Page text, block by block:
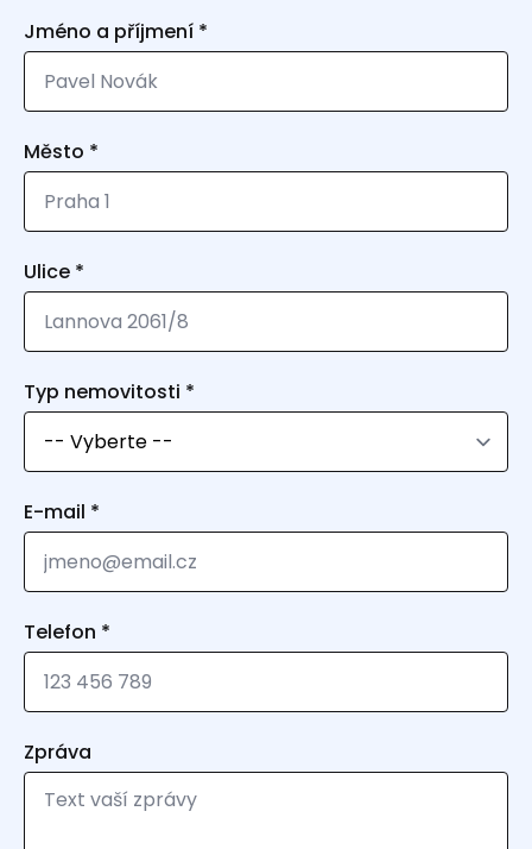
Jméno a příjmení *
Město *
Ulice *
Typ nemovitosti *
E-mail *
Telefon *
Zpráva